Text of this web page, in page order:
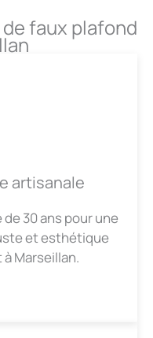
faux plafond
artisanale
30 ans pour une
et esthétique
Marseillan.